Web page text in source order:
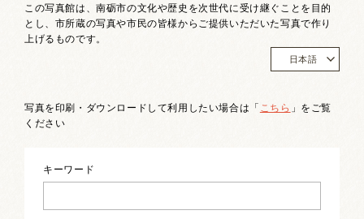
お祭りカレンダー
南砺文化地図
郷土資料
この写真館は、南砺市の文化や歴史を次世代に受け継ぐことを目的
とし、市所蔵の写真や市民の皆様からご提供いただいた写真で作り
上げるものです。
日本語
写真を印刷・ダウンロードして利用したい場合は「 こちら 」をご覧
ください
キーワード